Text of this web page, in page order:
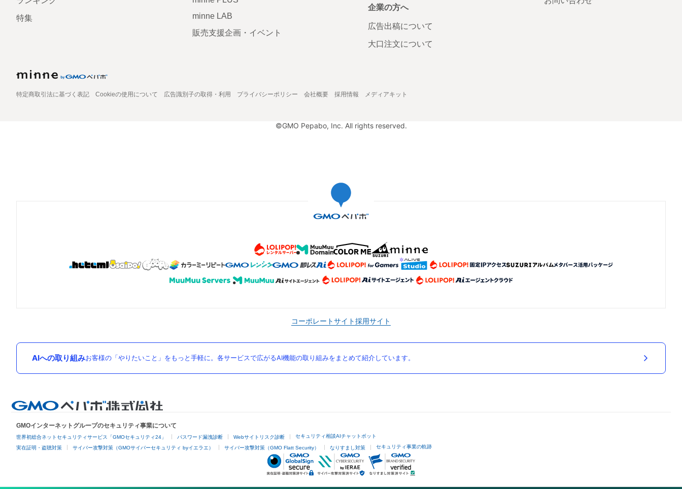
特集
minne LAB
販売支援企画・イベント
企業の方へ
広告出稿について
大口注文について
特定商取引法に基づく表記 Cookieの使用について 広告識別子の取得・利用 プライバシーポリシー 会社概要 採用情報 メディアキット
©GMO Pepabo, Inc. All rights reserved.
コーポレートサイト採用サイト
AIへの取り組みお客様の「やりたいこと」をもっと手軽に。各サービスで広がるAI機能の取り組みをまとめて紹介しています。
GMOインターネットグループのセキュリティ事業について
世界初総合ネットセキュリティサービス「GMOセキュリティ24」 パスワード漏洩診断 Webサイトリスク診断 セキュリティ相談AIチャットボット
実在証明・盗聴対策 サイバー攻撃対策（GMOサイバーセキュリティ byイエラエ） サイバー攻撃対策（GMO Flatt Security） なりすまし対策 セキュリティ事業の軌跡